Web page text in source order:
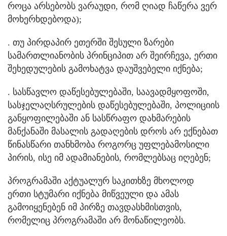
როცა არსებობს ვარაუდი, რომ ღიად ჩაწერა ვერ
მოხერხდებოდა);
. თუ პირდაპირ ეთერში შესული ზარები
სამართლიანობის პრინციპით არ შეირჩევა, ერთი
შეხედულების გამოხატვა დაუშვებელი იქნება;
. სასწავლო დაწესებულებაში, საავადმყოფოში,
სასჯელაღსრულების დაწესებულებაში, პოლიციის
განყოფილებაში ან სასწრაფო დახმარების
მანქანაში მასალის გადაღების დროს არ ექნებათ
წინასწარი თანხმობა როგორც უფლებამოსილი
პირის, ისე იმ ადამიანების, რომლებსაც იღებენ;
პროგრამაში აქტუალურ საკითხზე მხოლოდ
ერთი სტუმარი იქნება მიწვეული და ამას
გამოიყენებენ იმ პირზე თავდასხმისთვის,
რომელიც პროგრამაში არ მონაწილეობს.